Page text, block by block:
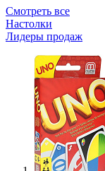
Смотреть все
Настолки
Лидеры продаж